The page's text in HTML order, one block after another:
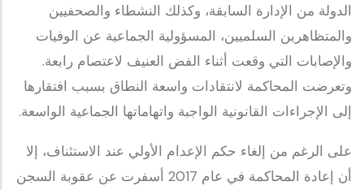
الدولة من الإدارة السابقة، وكذلك النشطاء والصحفيين
والمتظاهرين السلميين، المسؤولية الجماعية عن الوفيات
والإصابات التي وقعت أثناء الفض العنيف لاعتصام رابعة.
وتعرضت المحاكمة لانتقادات واسعة النطاق بسبب افتقارها
إلى الإجراءات القانونية الواجبة واتهاماتها الجماعية الواسعة.
على الرغم من إلغاء حكم الإعدام الأولي عند الاستئناف، إلا
أن إعادة المحاكمة في عام 2017 أسفرت عن عقوبة السجن